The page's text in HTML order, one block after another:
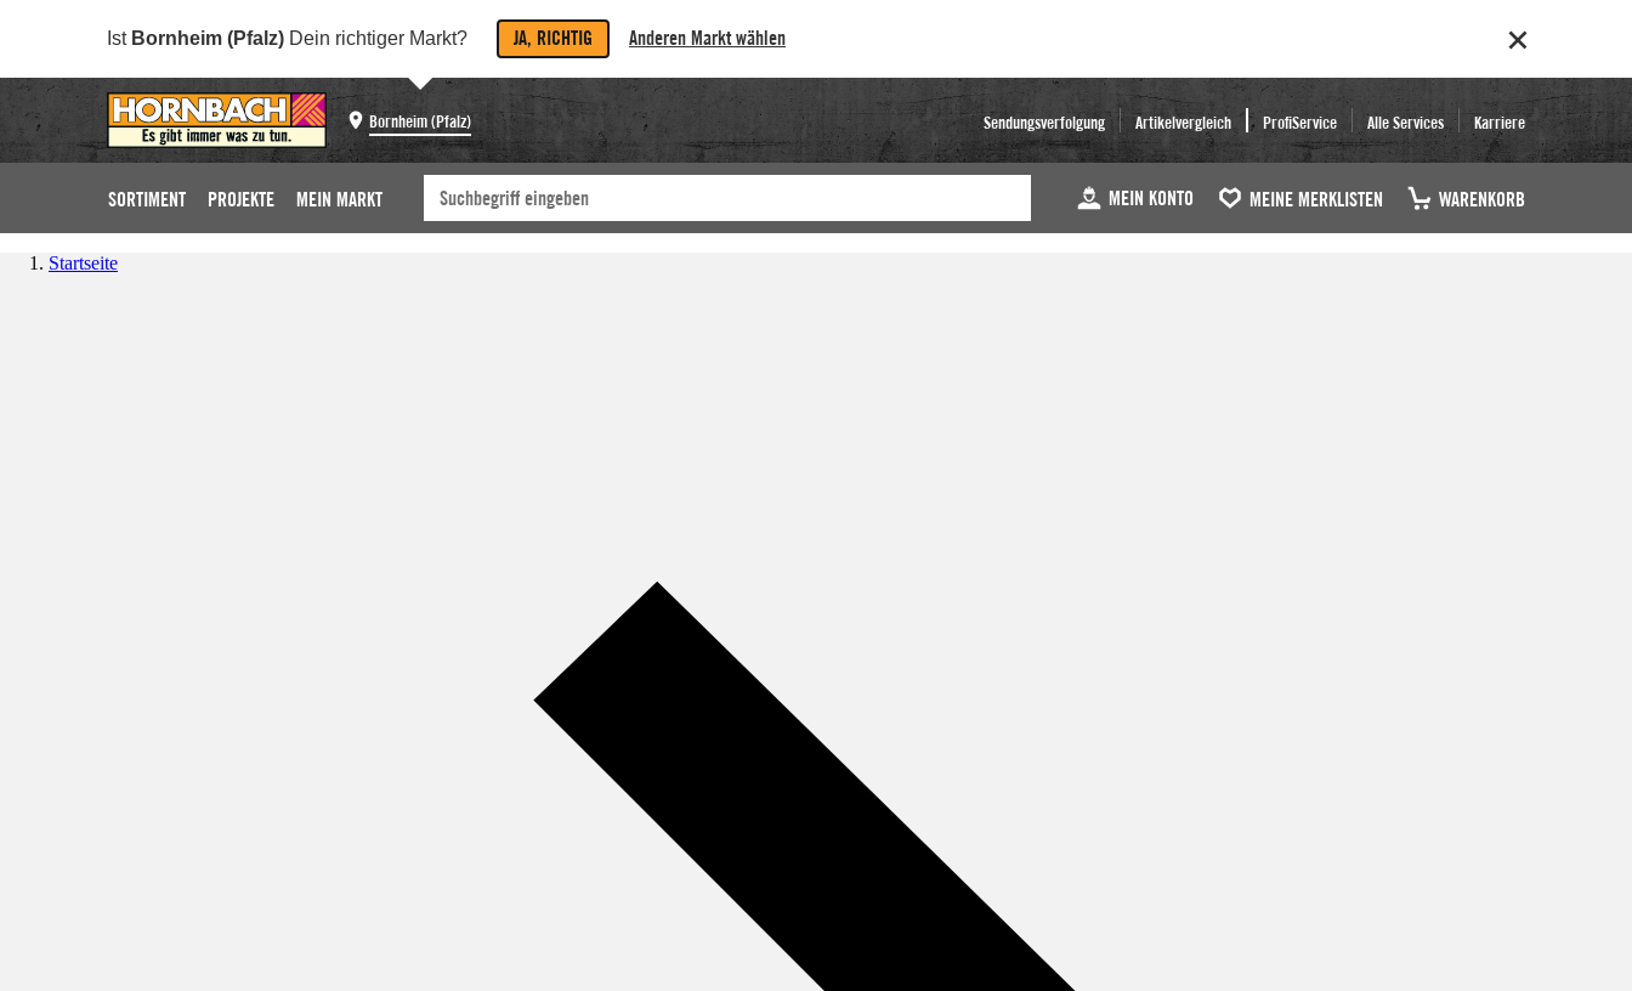
Ist Bornheim (Pfalz) Dein richtiger Markt? JA, RICHTIG Anderen Markt wählen
Bornheim (Pfalz) Sendungsverfolgung Artikelvergleich ProfiService Alle Services Karriere
SORTIMENT PROJEKTE MEIN MARKT MEIN KONTO MEINE MERKLISTEN WARENKORB
Startseite